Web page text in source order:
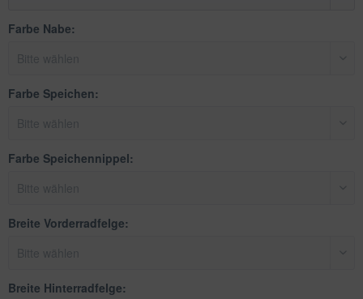
Farbe Nabe:
Farbe Speichen:
Farbe Speichennippel:
Breite Vorderradfelge:
Breite Hinterradfelge: